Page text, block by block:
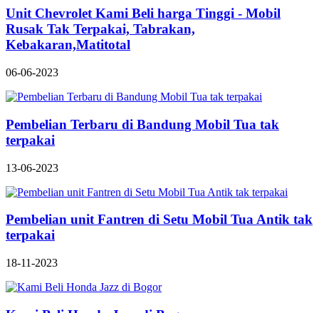
Unit Chevrolet Kami Beli harga Tinggi - Mobil
Rusak Tak Terpakai, Tabrakan,
Kebakaran,Matitotal
06-06-2023
Pembelian Terbaru di Bandung Mobil Tua tak
terpakai
13-06-2023
Pembelian unit Fantren di Setu Mobil Tua Antik tak
terpakai
18-11-2023